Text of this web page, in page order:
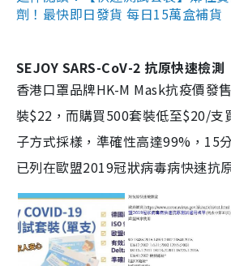
劑！最快即日發貨 每日15萬盒補貨
SEJOY SARS-CoV-2 抗原快速檢測
香港口罩品牌HK-M Mask抗疫價發
裝$22，而購買500套裝低至$20/支
子方式採樣，準確性高達99%，15
已列在歐盟2019冠狀病毒病快速抗